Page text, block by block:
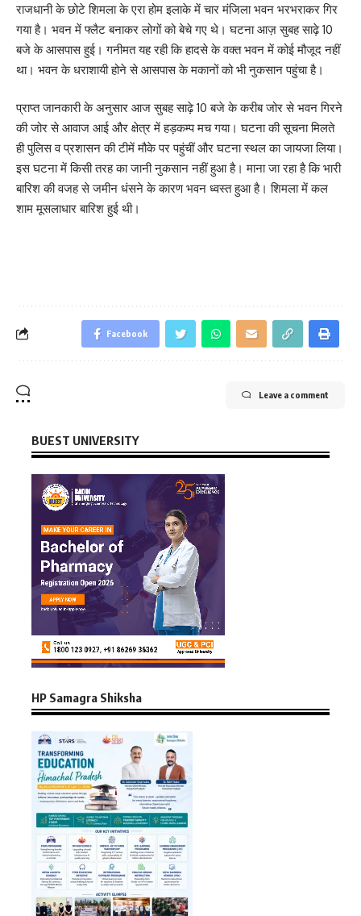
राजधानी के छोटे शिमला के एरा होम इलाके में चार मंजिला भवन भरभराकर गिर
गया है। भवन में फ्लैट बनाकर लोगों को बेचे गए थे। घटना आज़ सुबह साढ़े 10
बजे के आसपास हुई। गनीमत यह रही कि हादसे के वक्त भवन में कोई मौजूद नहीं
था। भवन के धराशायी होने से आसपास के मकानों को भी नुकसान पहुंचा है।
प्राप्त जानकारी के अनुसार आज सुबह साढ़े 10 बजे के करीब जोर से भवन गिरने
की जोर से आवाज आई और क्षेत्र में हड़कम्प मच गया। घटना की सूचना मिलते
ही पुलिस व प्रशासन की टीमें मौके पर पहुंचीं और घटना स्थल का जायजा लिया।
इस घटना में किसी तरह का जानी नुकसान नहीं हुआ है। माना जा रहा है कि भारी
बारिश की वजह से जमीन धंसने के कारण भवन ध्वस्त हुआ है। शिमला में कल
शाम मूसलाधार बारिश हुई थी।
Facebook
Leave a comment
BUEST UNIVERSITY
HP Samagra Shiksha